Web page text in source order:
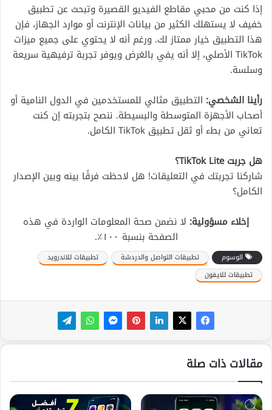
إذا كنت من محبي مقاطع الفيديو القصيرة وتبحث عن تطبيق
خفيف لا يستهلك الكثير من بيانات الإنترنت أو موارد الجهاز، فإن
هذا التطبيق خيار ممتاز لك. ورغم أنه لا يحتوي على جميع ميزات
TikTok الأصلي، إلا أنه يفي بالغرض ويوفر تجربة ترفيهية سريعة
وسلسة.
رأينا الشخصي: التطبيق مثالي للمستخدمين في الدول النامية أو
أصحاب الأجهزة المتوسطة والبسيطة. ننصح بتجربته إن كنت
تعاني من بطء أو ثقل تطبيق TikTok الكامل.
هل جربت TikTok Lite؟
شاركنا تجربتك في التعليقات! هل لاحظت فرقًا بينه وبين الإصدار
الكامل؟
إخلاء مسؤولية: لا نضمن صحة المعلومات الواردة في هذه
الصفحة بنسبة ١٠٠٪.
الوسوم تطبيقات التواصل والدردشة
تطبيقات للاندرويد
تطبيقات للايفون
مقالات ذات صلة